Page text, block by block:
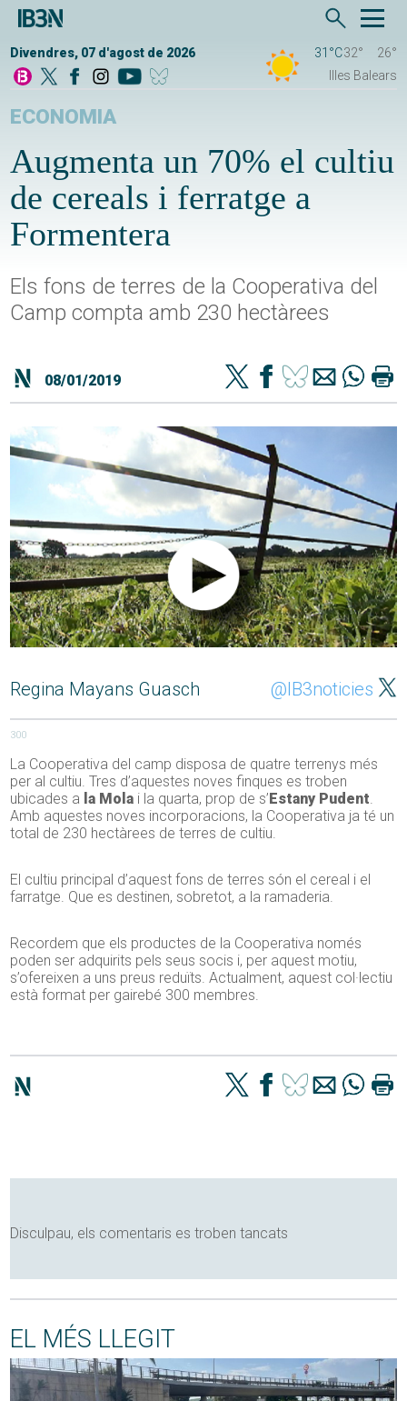
Divendres, 07 d'agost de 2026 31°C32°
26°
Illes Balears
ECONOMIA
Augmenta un 70% el cultiu
de cereals i ferratge a
Formentera
Els fons de terres de la Cooperativa del
Camp compta amb 230 hectàrees
08/01/2019
Regina Mayans Guasch @IB3noticies
300
La Cooperativa del camp disposa de quatre terrenys més
per al cultiu. Tres d’aquestes noves finques es troben
ubicades a la Mola i la quarta, prop de s’Estany Pudent.
Amb aquestes noves incorporacions, la Cooperativa ja té un
total de 230 hectàrees de terres de cultiu.
El cultiu principal d’aquest fons de terres són el cereal i el
farratge. Que es destinen, sobretot, a la ramaderia.
Recordem que els productes de la Cooperativa només
poden ser adquirits pels seus socis i, per aquest motiu,
s’ofereixen a uns preus reduïts. Actualment, aquest col·lectiu
està format per gairebé 300 membres.
Disculpau, els comentaris es troben tancats
EL MÉS LLEGIT